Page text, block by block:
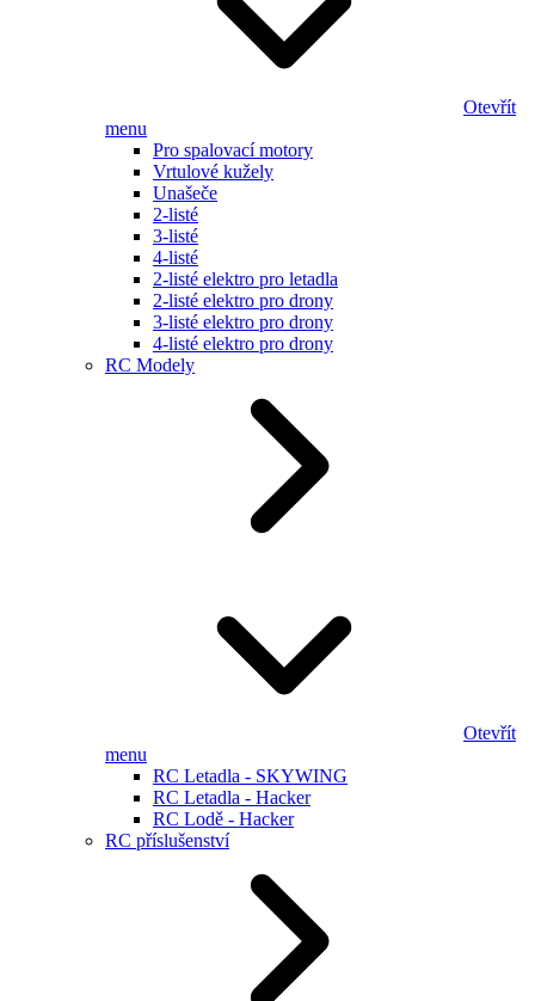
Otevřít
menu
Pro spalovací motory
Vrtulové kužely
Unašeče
2-listé
3-listé
4-listé
2-listé elektro pro letadla
2-listé elektro pro drony
3-listé elektro pro drony
4-listé elektro pro drony
RC Modely
Otevřít
menu
RC Letadla - SKYWING
RC Letadla - Hacker
RC Lodě - Hacker
RC příslušenství